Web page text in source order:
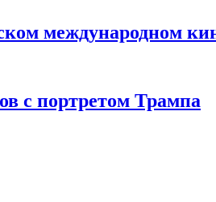
международном
с портретом Трампа